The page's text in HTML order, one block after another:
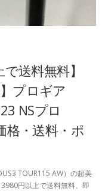
送料無料】
プロギア
NSプロ
格・送料・ポ
TOUR115 AW）の超美
円以上で送料無料、即